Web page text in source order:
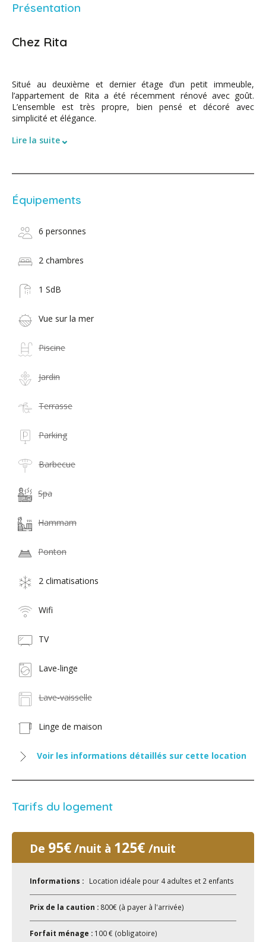
Présentation
Chez Rita
Situé au deuxième et dernier étage d’un petit immeuble,
l’appartement de Rita a été récemment rénové avec goût.
L’ensemble est très propre, bien pensé et décoré avec
simplicité et élégance.
Lire la suite⌄
Équipements
6 personnes
2 chambres
1 SdB
Vue sur la mer
Piscine
Jardin
Terrasse
Parking
Barbecue
Spa
Hammam
Ponton
2 climatisations
Wifi
TV
Lave-linge
Lave-vaisselle
Linge de maison
Voir les informations détaillés sur cette location
Tarifs du logement
De 95€/nuit à 125€ /nuit
Informations : Location idéale pour 4 adultes et 2 enfants
Prix de la caution : 800€ (à payer à l'arrivée)
Forfait ménage : 100 € (obligatoire)